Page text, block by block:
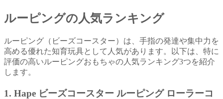
ルーピングの人気ランキング
ルーピング（ビーズコースター）は、手指の発達や集中力を
高める優れた知育玩具として人気があります。以下は、特に
評価の高いルーピングおもちゃの人気ランキング3つを紹介
します。
1. Hape ビーズコースター ルーピング ローラーコ